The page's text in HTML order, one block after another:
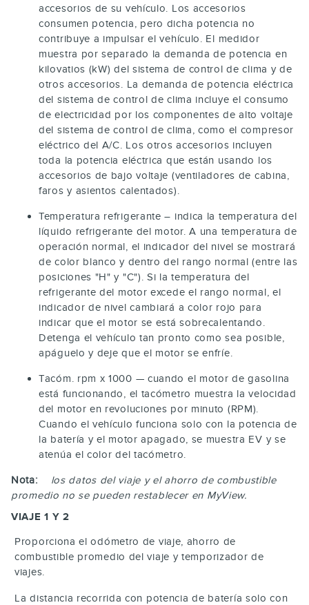
accesorios de su vehículo. Los accesorios
consumen potencia, pero dicha potencia no
contribuye a impulsar el vehículo. El medidor
muestra por separado la demanda de potencia en
kilovatios (kW) del sistema de control de clima y de
otros accesorios. La demanda de potencia eléctrica
del sistema de control de clima incluye el consumo
de electricidad por los componentes de alto voltaje
del sistema de control de clima, como el compresor
eléctrico del A/C. Los otros accesorios incluyen
toda la potencia eléctrica que están usando los
accesorios de bajo voltaje (ventiladores de cabina,
faros y asientos calentados).
Temperatura refrigerante – indica la temperatura del
líquido refrigerante del motor. A una temperatura de
operación normal, el indicador del nivel se mostrará
de color blanco y dentro del rango normal (entre las
posiciones "H" y "C"). Si la temperatura del
refrigerante del motor excede el rango normal, el
indicador de nivel cambiará a color rojo para
indicar que el motor se está sobrecalentando.
Detenga el vehículo tan pronto como sea posible,
apáguelo y deje que el motor se enfríe.
Tacóm. rpm x 1000 — cuando el motor de gasolina
está funcionando, el tacómetro muestra la velocidad
del motor en revoluciones por minuto (RPM).
Cuando el vehículo funciona solo con la potencia de
la batería y el motor apagado, se muestra EV y se
atenúa el color del tacómetro.
Nota:
los datos del viaje y el ahorro de combustible
promedio no se pueden restablecer en MyView.
VIAJE 1 Y 2
Proporciona el odómetro de viaje, ahorro de
combustible promedio del viaje y temporizador de
viajes.
La distancia recorrida con potencia de batería solo con